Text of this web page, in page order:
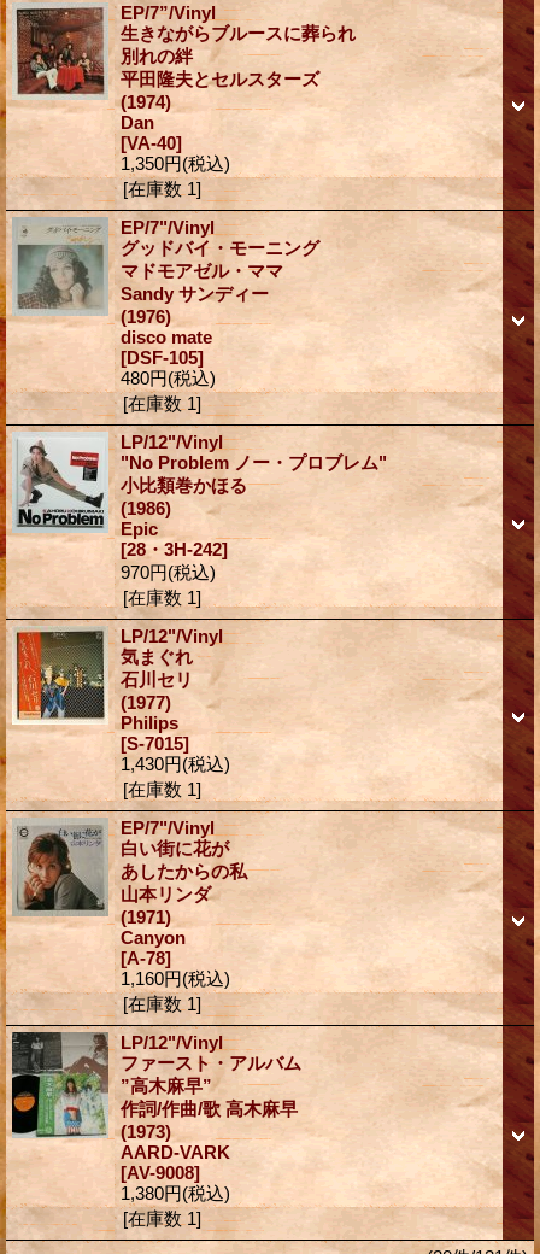
EP/7”/Vinyl
生きながらブルースに葬られ
別れの絆
平田隆夫とセルスターズ
(1974)
Dan
[VA-40]
1,350円(税込)
[在庫数 1]
EP/7"/Vinyl
グッドバイ・モーニング
マドモアゼル・ママ
Sandy サンディー
(1976)
disco mate
[DSF-105]
480円(税込)
[在庫数 1]
LP/12"/Vinyl
"No Problem ノー・プロブレム"
小比類巻かほる
(1986)
Epic
[28・3H-242]
970円(税込)
[在庫数 1]
LP/12"/Vinyl
気まぐれ
石川セリ
(1977)
Philips
[S-7015]
1,430円(税込)
[在庫数 1]
EP/7"/Vinyl
白い街に花が
あしたからの私
山本リンダ
(1971)
Canyon
[A-78]
1,160円(税込)
[在庫数 1]
LP/12"/Vinyl
ファースト・アルバム
”高木麻早”
作詞/作曲/歌 高木麻早
(1973)
AARD-VARK
[AV-9008]
1,380円(税込)
[在庫数 1]